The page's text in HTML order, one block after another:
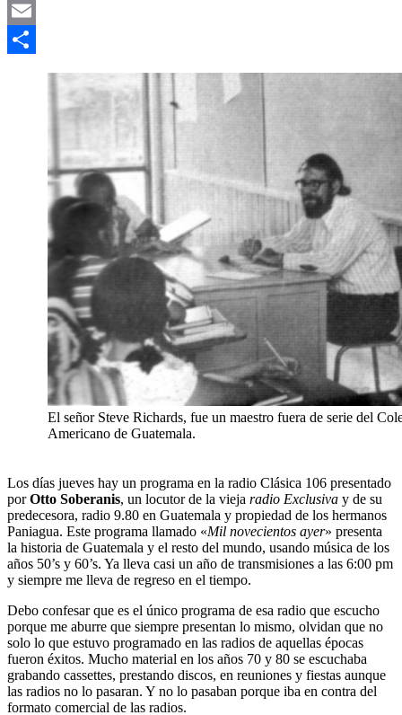
Telegram
Email
El señor Steve Richards, fue un maestro fuera de serie del
Americano de Guatemala.
Los días jueves hay un programa en la radio Clásica 106 presentado
porOtto Soberanis, un locutor de la vieja radio Exclusiva y de su
predecesora, radio 9.80 en Guatemala y propiedad de los hermanos
Paniagua. Este programa llamado «Mil novecientos ayer» presenta
la historia de Guatemala y el resto del mundo, usando música de los
años 50’s y 60’s. Ya lleva casi un año de transmisiones a las 6:00 pm
y siempre me lleva de regreso en el tiempo.
Debo confesar que es el único programa de esa radio que escucho
porque me aburre que siempre presentan lo mismo, olvidan que no
solo lo que estuvo programado en las radios de aquellas épocas
fueron éxitos. Mucho material en los años 70 y 80 se escuchaba
grabando cassettes, prestando discos, en reuniones y fiestas aunque
las radios no lo pasaran. Y no lo pasaban porque iba en contra del
formato comercial de las radios.